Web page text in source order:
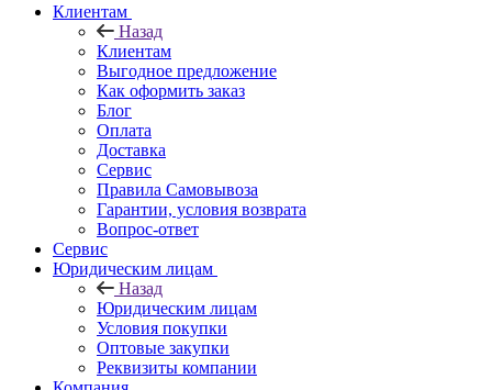
Клиентам
Назад
Клиентам
Выгодное предложение
Как оформить заказ
Блог
Оплата
Доставка
Сервис
Правила Самовывоза
Гарантии, условия возврата
Вопрос-ответ
Сервис
Юридическим лицам
Назад
Юридическим лицам
Условия покупки
Оптовые закупки
Реквизиты компании